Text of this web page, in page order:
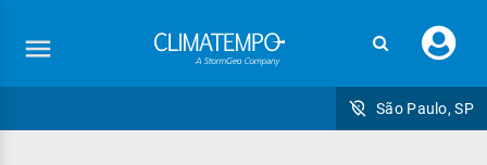
seu
São Paulo, SP